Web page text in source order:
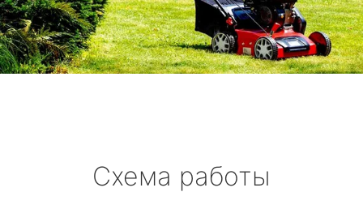
Схема работы